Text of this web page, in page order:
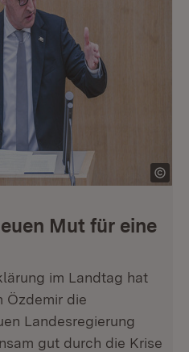
Mut für eine
im Landtag hat
Özdemir die
Landesregierung
gut durch die Krise